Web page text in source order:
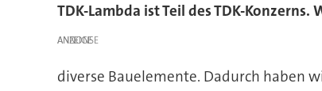
TDK-Lambda ist Teil des TDK-Konzerns.
ANZEIGE
diverse Bauelemente. Dadurch haben